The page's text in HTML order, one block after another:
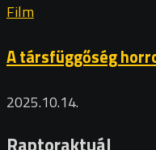
Film
A társfüggőség
2025.10.14.